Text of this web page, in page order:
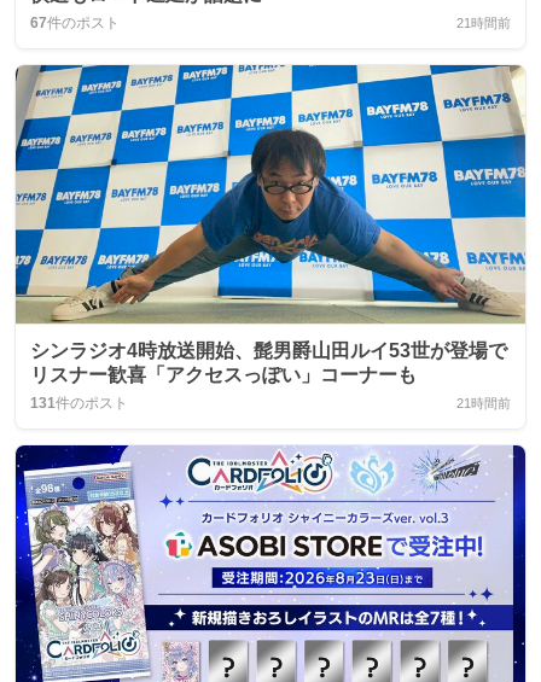
67件のポスト 21時間前
シンラジオ4時放送開始、髭男爵山田ルイ53世が登場で
リスナー歓喜「アクセスっぽい」コーナーも
131件のポスト 21時間前